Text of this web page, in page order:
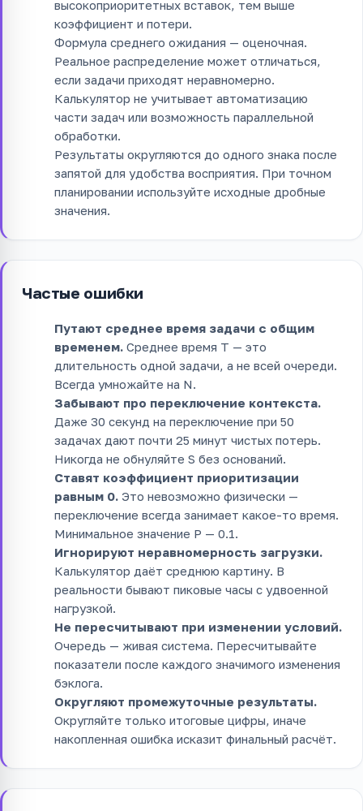
высокоприоритетных вставок, тем выше
коэффициент и потери.
Формула среднего ожидания — оценочная.
Реальное распределение может отличаться,
если задачи приходят неравномерно.
Калькулятор не учитывает автоматизацию
части задач или возможность параллельной
обработки.
Результаты округляются до одного знака после
запятой для удобства восприятия. При точном
планировании используйте исходные дробные
значения.
Частые ошибки
Путают среднее время задачи с общим
временем. Среднее время T — это
длительность одной задачи, а не всей очереди.
Всегда умножайте на N.
Забывают про переключение контекста.
Даже 30 секунд на переключение при 50
задачах дают почти 25 минут чистых потерь.
Никогда не обнуляйте S без оснований.
Ставят коэффициент приоритизации
равным 0. Это невозможно физически —
переключение всегда занимает какое-то время.
Минимальное значение P — 0.1.
Игнорируют неравномерность загрузки.
Калькулятор даёт среднюю картину. В
реальности бывают пиковые часы с удвоенной
нагрузкой.
Не пересчитывают при изменении условий.
Очередь — живая система. Пересчитывайте
показатели после каждого значимого изменения
бэклога.
Округляют промежуточные результаты.
Округляйте только итоговые цифры, иначе
накопленная ошибка исказит финальный расчёт.